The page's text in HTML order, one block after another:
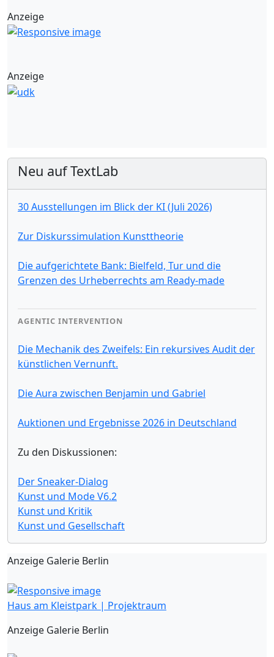
Anzeige
Anzeige
Neu auf TextLab
30 Ausstellungen im Blick der KI (Juli 2026)
Zur Diskurssimulation Kunsttheorie
Die aufgerichtete Bank: Bielfeld, Tur und die
Grenzen des Urheberrechts am Ready-made
AGENTIC INTERVENTION
Die Mechanik des Zweifels: Ein rekursives Audit der
künstlichen Vernunft.
Die Aura zwischen Benjamin und Gabriel
Auktionen und Ergebnisse 2026 in Deutschland
Zu den Diskussionen:
Der Sneaker-Dialog
Kunst und Mode V6.2
Kunst und Kritik
Kunst und Gesellschaft
Anzeige Galerie Berlin
Haus am Kleistpark | Projektraum
Anzeige Galerie Berlin